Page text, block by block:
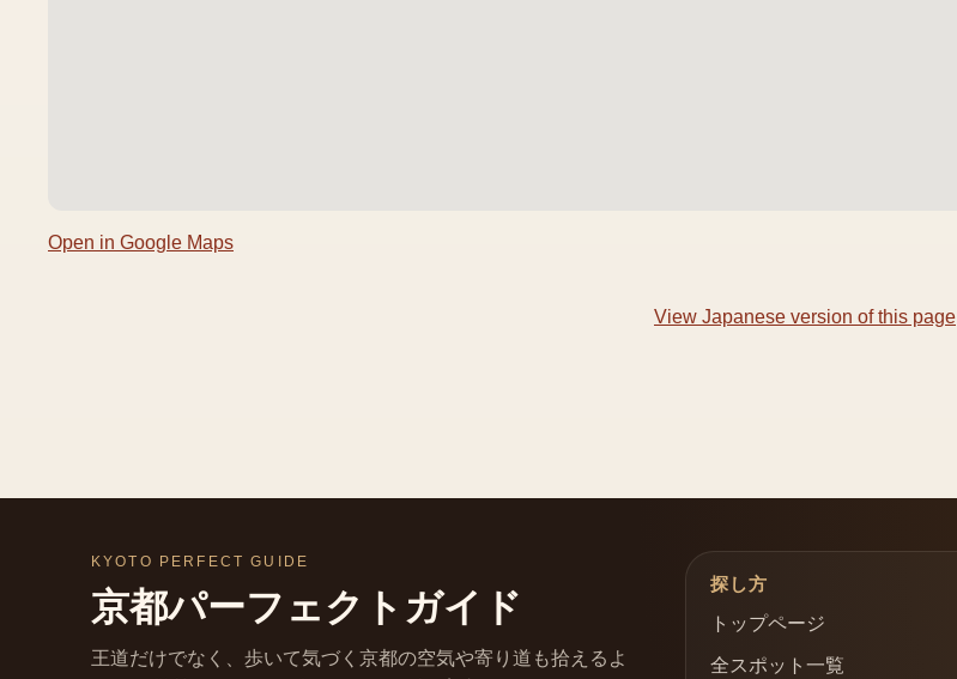
Open in Google Maps
View Japanese version of this page
KYOTO PERFECT GUIDE
京都パーフェクトガイド
王道だけでなく、歩いて気づく京都の空気や寄り道も拾えるよ
探し方
トップページ
全スポット一覧